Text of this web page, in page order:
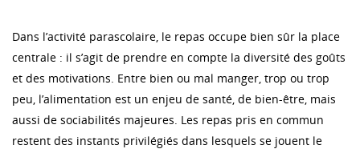
Dans l’activité parascolaire, le repas occupe bien sûr la place
centrale : il s’agit de prendre en compte la diversité des goûts
et des motivations. Entre bien ou mal manger, trop ou trop
peu, l’alimentation est un enjeu de santé, de bien-être, mais
aussi de sociabilités majeures. Les repas pris en commun
restent des instants privilégiés dans lesquels se jouent le